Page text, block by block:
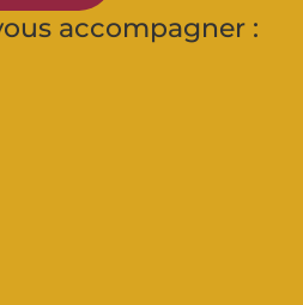
accompagner :